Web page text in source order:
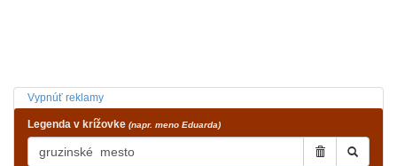
Vypnúť reklamy
Legenda v krížovke (napr. meno Eduarda)